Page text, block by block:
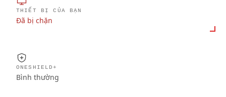
THIẾT BỊ CỦA BẠN
Đã bị chặn
ONESHIELD+
Bình thường